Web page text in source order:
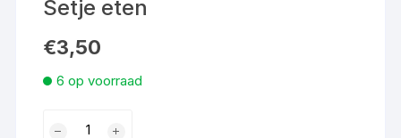
Setje eten
€3,50
6 op voorraad